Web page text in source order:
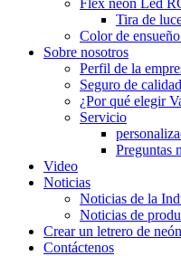
Flex neón Led
Tira de
Color de
Sobre nosotros
Perfil de la
Seguro de calidad
¿Por qué elegir
Servicio
Preguntas
Video
Noticias
Noticias de la
Noticias de
Crear un letrero de
Contáctenos